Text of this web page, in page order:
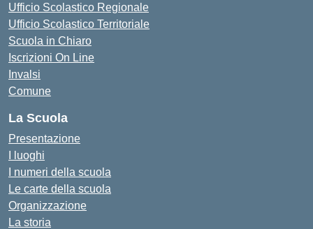
Ufficio Scolastico Regionale
Ufficio Scolastico Territoriale
Scuola in Chiaro
Iscrizioni On Line
Invalsi
Comune
La Scuola
Presentazione
I luoghi
I numeri della scuola
Le carte della scuola
Organizzazione
La storia